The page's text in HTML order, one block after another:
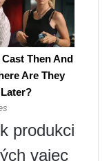
produkci
vajec